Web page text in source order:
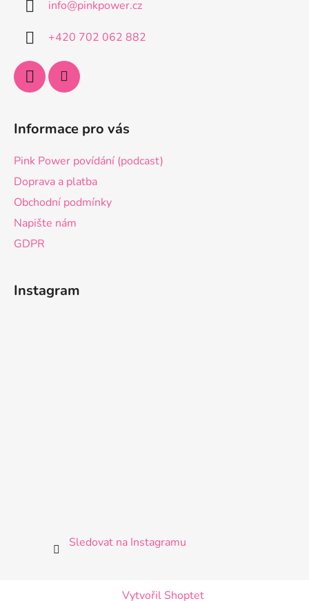
info@pinkpower.cz
+420 702 062 882
Informace pro vás
Pink Power povídání (podcast)
Doprava a platba
Obchodní podmínky
Napište nám
GDPR
Instagram
Sledovat na Instagramu
Vytvořil Shoptet